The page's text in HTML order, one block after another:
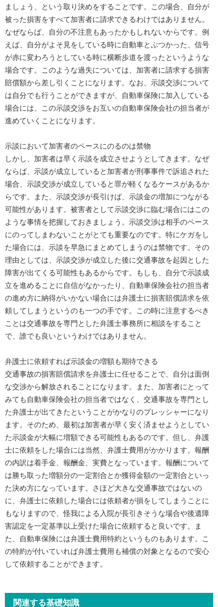
ましょう、という取り決めをすることです。この場合、自分が
被った損害をすべて加害者に請求できるわけではありません。
なぜならば、自分の不注意もあったかもしれないからです。例
えば、自分がよそ見をしている時に自動車とぶつかった、信号
が赤に変わろうとしている時に横断歩道を渡ったというような
場合です。このような過失については、加害者に請求する損害
賠償額から差し引くことになります。なお、示談交渉について
は自分でも行うことができますが、自動車保険に加入している
場合には、この示談交渉をお互いの自動車保険会社の担当者が
進めていくことになります。
示談において加害者のペースにのるのは禁物
しかし、加害者は早く示談を成立させようとしてきます。なぜ
ならば、示談が成立していると加害者が刑事事件で訴追された
場合、示談交渉が成立していると罪が軽くなるケースがあるか
らです。また、示談交渉が長引けば、示談金の増加につながる
可能性があります。被害者として示談交渉に臨む場合にはこの
ような事情を把握しておきましょう。示談交渉は相手のペース
にのってしまわないことがとても重要なのです。特にケガをし
た場合には、示談を早急にまとめてしまうのは禁物です。その
理由としては、示談交渉が成立した後に交通事故を起因とした
障害が出てくる可能性もあるからです。もしも、自分で示談成
立を進めることに自信がなかったり、自動車保険会社の担当者
の進め方に納得がいかない場合には弁護士に損害賠償請求を依
頼してしまうというのも一つの手です。この時に注意するべき
ことは交通事故を専門とした弁護士事務所に相談をすること
で、誰でも良いというわけではありません。
弁護士に依頼すれば示談金の増額も期待できる
交通事故の損害賠償請求を弁護士に任せることで、自分は面倒
な交渉から解放されることになります。また、加害者にとって
みても自動車保険会社の担当者ではなく、交通事故を専門とし
た弁護士が出てきたということがかなりのプレッシャーになり
ます。そのため、最初は加害者が早く安く済ませようとしてい
た示談金が大幅に増額できる可能性もあるのです。但し、弁護
士に依頼をした場合には当然、弁護士費用がかかります。報酬
の内訳は着手金、報酬金、実費となっています。報酬について
は勝ち取った増額分の一定割合とか獲得金額の一定割合といっ
た決め方になっています。さほど大きな交通事故ではないの
に、弁護士に依頼した場合には依頼者が損をしてしまうことに
もなりますので、怪我による入院が長引きそうな場合や後遺障
害認定を一定基準以上受けた場合に依頼すると良いです。ま
た、自動車保険には弁護士費用特約というものもあります。こ
の特約が付いていれば弁護士費用も補償の対象となるので安心
して依頼することができます。
関連する基礎知識